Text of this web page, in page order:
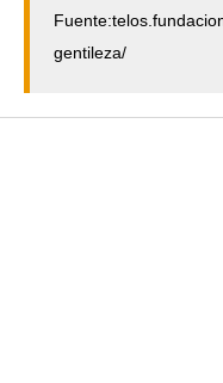
gentileza/